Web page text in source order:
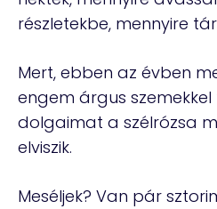
részletekbe, mennyire
Mert, ebben az évben
engem árgus szemekkel
dolgaimat a szélrózsa
elviszik.
Meséljek? Van pár